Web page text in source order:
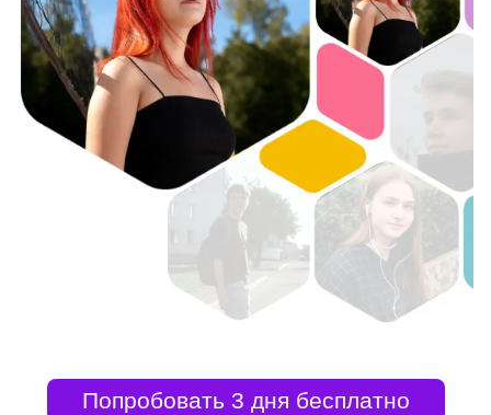
Попробовать 3 дня бесплатно